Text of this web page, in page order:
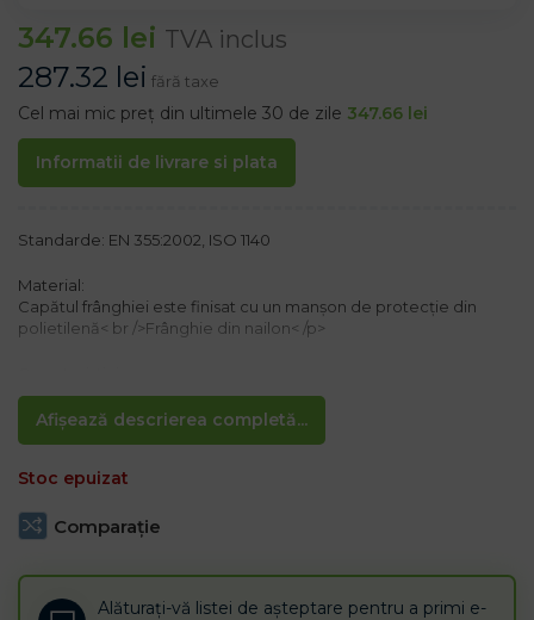
347.66 lei TVA inclus
287.32 lei fără taxe
Cel mai mic preț din ultimele 30 de zile 347.66 lei
Informatii de livrare si plata
Afișează descrierea completă...
Standarde: EN 355:2002, ISO 1140
Material:
Capătul frânghiei este finisat cu un manșon de protecție din
polietilenă< br />Frânghie din nailon< /p>
– Lungime: 1,5 m
– Pe o parte a frânghiei, un amortizor pentru absorbția energiei
cu carabină
ancoră pe schelă
echipată cu semnalizare optică verde-negru
– Rezistență la rupere de cel puțin 25 kN
Stoc epuizat
Comparaţie
Alăturați-vă listei de așteptare pentru a primi e-